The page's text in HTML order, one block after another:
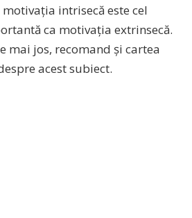
intrisecă este cel
ca motivația extrinsecă.
mai jos, recomand și cartea
acest subiect.